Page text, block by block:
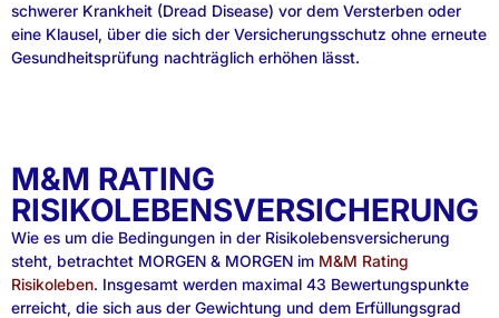
schwerer Krankheit (Dread Disease) vor dem Versterben oder
eine Klausel, über die sich der Versicherungsschutz ohne erneute
Gesundheitsprüfung nachträglich erhöhen lässt.
M&M RATING
RISIKOLEBENSVERSICHERUNG
Wie es um die Bedingungen in der Risikolebensversicherung
steht, betrachtet MORGEN & MORGEN im M&M Rating
Risikoleben. Insgesamt werden maximal 43 Bewertungspunkte
erreicht, die sich aus der Gewichtung und dem Erfüllungsgrad